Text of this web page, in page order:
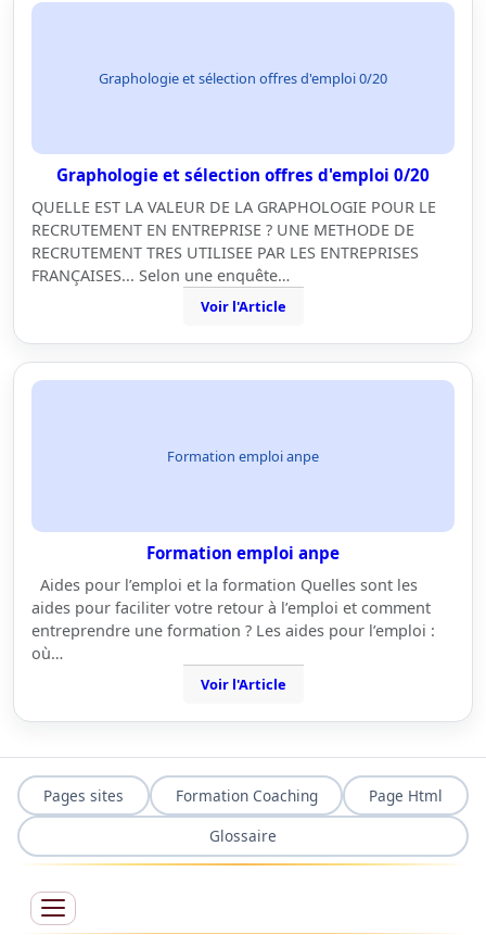
Graphologie et sélection offres d'emploi 0/20
Graphologie et sélection offres d'emploi 0/20
QUELLE EST LA VALEUR DE LA GRAPHOLOGIE POUR LE
RECRUTEMENT EN ENTREPRISE ? UNE METHODE DE
RECRUTEMENT TRES UTILISEE PAR LES ENTREPRISES
FRANÇAISES... Selon une enquête…
Voir l'Article
Formation emploi anpe
Formation emploi anpe
Aides pour l’emploi et la formation Quelles sont les
aides pour faciliter votre retour à l’emploi et comment
entreprendre une formation ? Les aides pour l’emploi :
où…
Voir l'Article
Pages sites Formation Coaching
Page Html
Glossaire